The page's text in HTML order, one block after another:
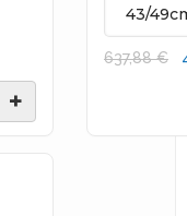
+
637,88 €